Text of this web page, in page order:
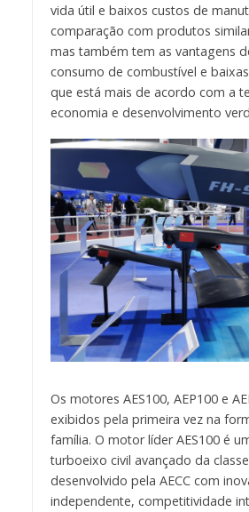
vida útil e baixos custos de
comparação com produtos
mas também tem as vantagens
consumo de combustível e
que está mais de acordo com a
economia e desenvolvimento
Os motores AES100, AEP100 e
exibidos pela primeira vez na
família. O motor líder AES100 é
turboeixo civil avançado da
desenvolvido pela AECC com
independente, competitividade